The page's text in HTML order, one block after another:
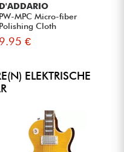
D'ADDARIO
PW-MPC Micro-fiber
Polishing Cloth
9.95 €
ELEKTRISCHE